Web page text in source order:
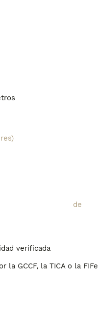
verificada
la GCCF, la TICA o la FIFe